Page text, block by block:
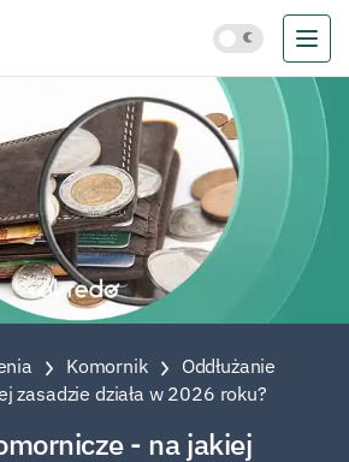
Komornik
Oddłużanie
zasadzie działa w 2026 roku?
- na jakiej